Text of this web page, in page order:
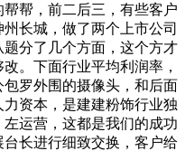
帮，前二后三，有些客户
长城，做了两个上市公司
分了几个方面，这个方才
。下面行业平均利润率，
罗外围的摄像头，和后面
力资本，是建建粉饰行业独
运营，这都是我们的成功
长进行细致交换，客户给